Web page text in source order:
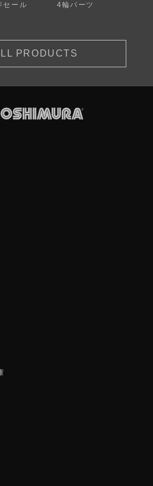
セール 4輪パーツ
PRODUCTS